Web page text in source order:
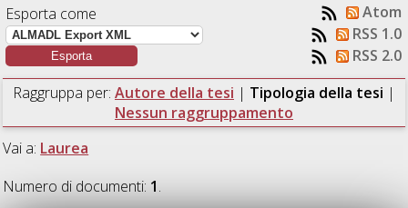
Esporta come
Atom
RSS 1.0
RSS 2.0
Raggruppa per: Autore della tesi | Tipologia della tesi |
Nessun raggruppamento
Vai a: Laurea
Numero di documenti: 1.